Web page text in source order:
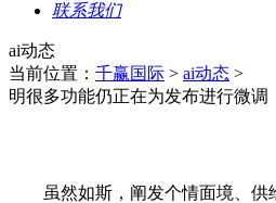
联系我们
ai动态
当前位置： 千赢国际 > ai动态 >
明很多功能仍正在为发布进行微调
虽然如斯，阐发个情面境、供